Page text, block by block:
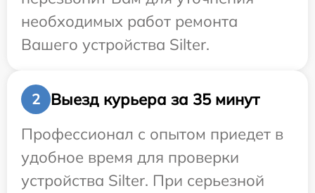
необходимых работ ремонта
Вашего устройства Silter.
2
Выезд курьера за 35 минут
Профессионал с опытом приедет в
удобное время для проверки
устройства Silter. При серьезной